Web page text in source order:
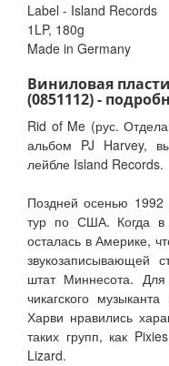
Label - Island Records
1LP, 180g
Made in Germany
Виниловая
(0851112) -
Rid of Me (рус.
альбом PJ Harvey,
лейбле Island Records.
Поздней осенью 1992
тур по США. Когда в
осталась в Америке,
звукозаписывающей
штат Миннесота.
чикагского
Харви нравились
таких групп, как
Lizard.